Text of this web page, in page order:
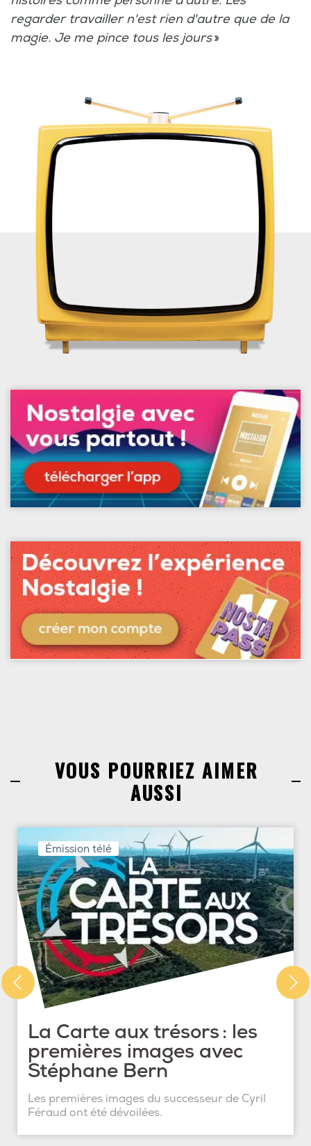
regarder travailler n'est rien d'autre que de la
magie. Je me pince tous les jours»
VOUS POURRIEZ AIMER
AUSSI
Émission télé
La Carte aux trésors : les
premières images avec
Stéphane Bern
Les premières images du successeur de Cyril
Féraud ont été dévoilées.